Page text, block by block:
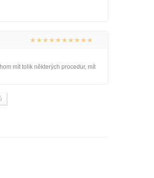
★★★★★★★★★★
mít tolik některých procedur, mít